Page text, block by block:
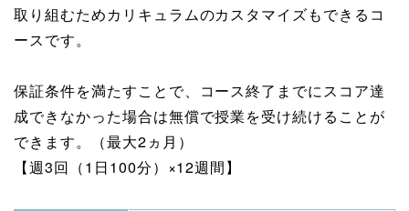
取り組むためカリキュラムのカスタマイズもできるコ
ースです。
保証条件を満たすことで、コース終了までにスコア達
成できなかった場合は無償で授業を受け続けることが
できます。（最大2ヵ月）
【週3回（1日100分）×12週間】